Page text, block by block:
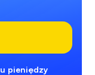
pieniędzy